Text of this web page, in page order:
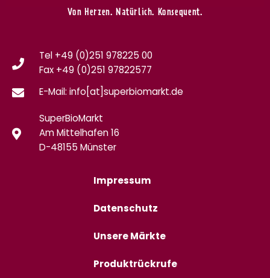
Von Herzen. Natürlich. Konsequent.
Tel +49 (0)251 978225 00
Fax +49 (0)251 97822577
E-Mail: info[at]superbiomarkt.de
SuperBioMarkt
Am Mittelhafen 16
D-48155 Münster
Impressum
Datenschutz
Unsere Märkte
Produktrückrufe